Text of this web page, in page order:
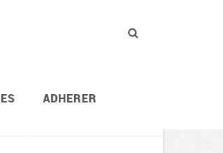
ADHERER